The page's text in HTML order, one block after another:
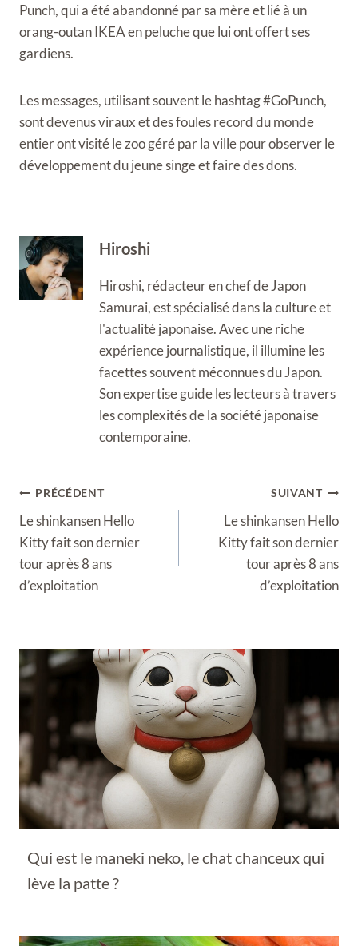
Punch, qui a été abandonné par sa mère et lié à un
orang-outan IKEA en peluche que lui ont offert ses
gardiens.
Les messages, utilisant souvent le hashtag #GoPunch,
sont devenus viraux et des foules record du monde
entier ont visité le zoo géré par la ville pour observer le
développement du jeune singe et faire des dons.
Hiroshi
Hiroshi, rédacteur en chef de Japon
Samurai, est spécialisé dans la culture et
l'actualité japonaise. Avec une riche
expérience journalistique, il illumine les
facettes souvent méconnues du Japon.
Son expertise guide les lecteurs à travers
les complexités de la société japonaise
contemporaine.
Navigation
de
l’article
PRÉCÉDENT
Le shinkansen Hello
Kitty fait son dernier
tour après 8 ans
d’exploitation
SUIVANT
Le shinkansen Hello
Kitty fait son dernier
tour après 8 ans
d’exploitation
Qui est le maneki neko, le chat chanceux qui
lève la patte ?